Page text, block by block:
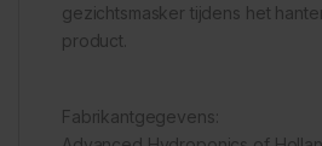
gezichtsmasker tijdens het
product.
Fabrikantgegevens: